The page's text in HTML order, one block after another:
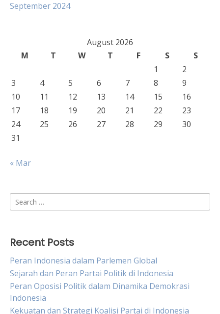
September 2024
August 2026
M
T W T F S
S
1
2
3
4 5 6 7 8
9
10
11 12 13 14 15
16
17
18 19 20 21 22
23
24
25 26 27 28 29
30
31
« Mar
Search
for:
Recent Posts
Peran Indonesia dalam Parlemen Global
Sejarah dan Peran Partai Politik di Indonesia
Peran Oposisi Politik dalam Dinamika Demokrasi
Indonesia
Kekuatan dan Strategi Koalisi Partai di Indonesia